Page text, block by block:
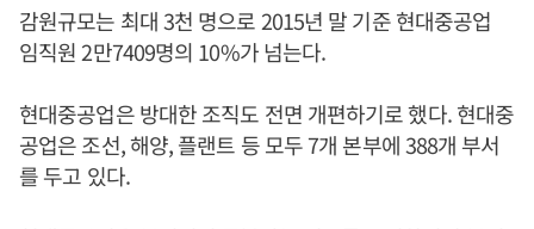
감원규모는 최대 3천 명으로 2015년 말 기준 현대중공업
임직원 2만7409명의 10%가 넘는다.
현대중공업은 방대한 조직도 전면 개편하기로 했다. 현대중
공업은 조선, 해양, 플랜트 등 모두 7개 본부에 388개 부서
를 두고 있다.